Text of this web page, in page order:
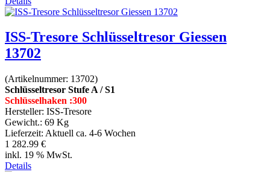
ISS-Tresore Schlüsseltresor Giessen
13702
(Artikelnummer: 13702)
Schlüsseltresor Stufe A / S1
Schlüsselhaken :300
Hersteller: ISS-Tresore
Gewicht.: 69 Kg
Lieferzeit: Aktuell ca. 4-6 Wochen
1 282.99 €
inkl. 19 % MwSt.
Details